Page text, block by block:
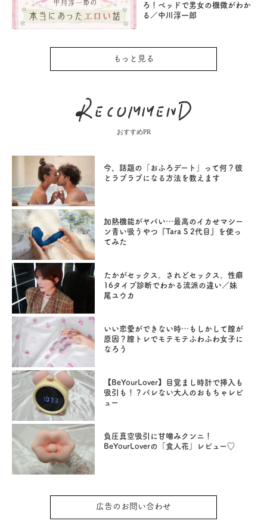
ろ！ベッドで男女の機微がわか
る／中川淳一郎
もっと見る
おすすめPR
今、話題の「おふろデート」って何？彼
とラブラブになる方法を教えます
加熱機能がヤバい…最高のイカせマシー
ン青い吸うやつ『Tara S 2代目』を使っ
てみた
たかがセックス。されどセックス。性癖
16タイプ診断でわかる流派の違い／妹
尾ユウカ
いい恋愛ができない時…もしかして膣が
原因？膣トレでモテモテふわふわ女子に
なろう
【BeYourLover】目覚まし時計で挿入も
吸引も！？バレない大人のおもちゃレビ
ュー
負圧真空吸引に甘噛みクンニ！
BeYourLoverの「食人花」レビュー♡
広告のお問い合わせ